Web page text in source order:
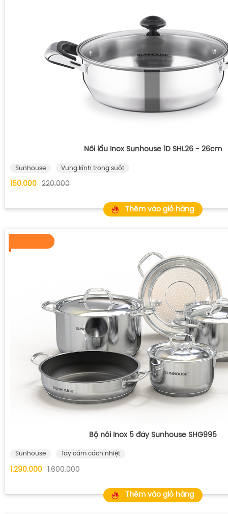
Nồi lẩu Inox Sunhouse 1D SHL26 - 26cm
Sunhouse Vung kính trong suốt
150.000 220.000
Thêm vào giỏ hàng
Bộ nồi Inox 5 đáy Sunhouse SHG995
Sunhouse Tay cầm cách nhiệt
1.290.000 1.600.000
Thêm vào giỏ hàng